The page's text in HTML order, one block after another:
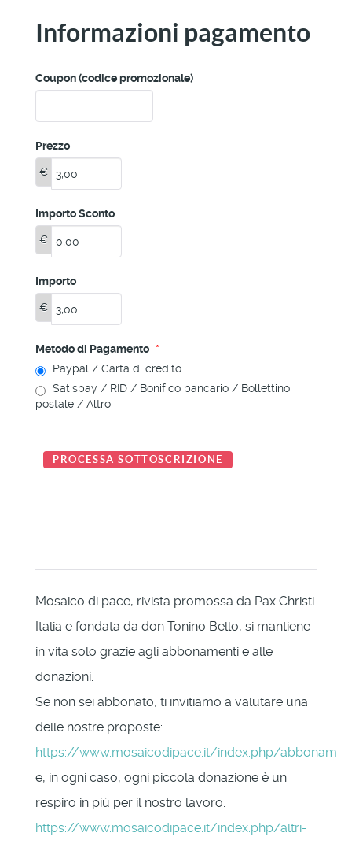
Informazioni pagamento
Coupon (codice promozionale)
Prezzo
€
Importo Sconto
€
Importo
€
Metodo di Pagamento *
Paypal / Carta di credito
postale / Altro
Mosaico di pace, rivista promossa da Pax Christi
Italia e fondata da don Tonino Bello, si mantiene
in vita solo grazie agli abbonamenti e alle
donazioni.
Se non sei abbonato, ti invitiamo a valutare una
delle nostre proposte:
https://www.mosaicodipace.it/index.php/
e, in ogni caso, ogni piccola donazione è un
respiro in più per il nostro lavoro:
https://www.mosaicodipace.it/index.php/altri-